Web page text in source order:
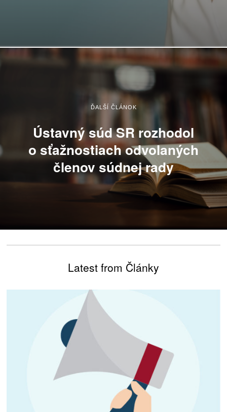
ĎALŠÍ ČLÁNOK
Ústavný súd SR rozhodol
o sťažnostiach odvolaných
členov súdnej rady
Latest from Články